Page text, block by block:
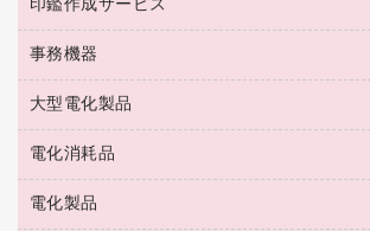
園芸用品
ペット用品
コーヒーメーカー・備品
インスタントコーヒー
消臭・芳香剤
殺虫剤
飲食用消耗品
ゴム印（フリーサイズ印）作成サービス
シヤチハタスタンプ作成サービス
カウネットスタンプ作成サービス
印鑑作成サービス
印鑑作成サービス
事務機器
大型シュレッダー（共配）
レーザーポインター
ラミネートフィルム
ラミネータ
大型電化製品
冷蔵庫・キッチン・調理家電
テレビ・ＡＶ機器
電化消耗品
電球・蛍光灯
電化製品